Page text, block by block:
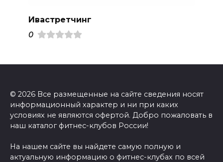
Ивастретчинг
0
© 2026 Все размещенные на сайте сведения носят
информационный характер и ни при каких
условиях не являются офертой. Добро пожаловать в
наш каталог фитнес-клубов России!
На нашем сайте вы найдете самую полную и
актуальную информацию о фитнес-клубах по всей